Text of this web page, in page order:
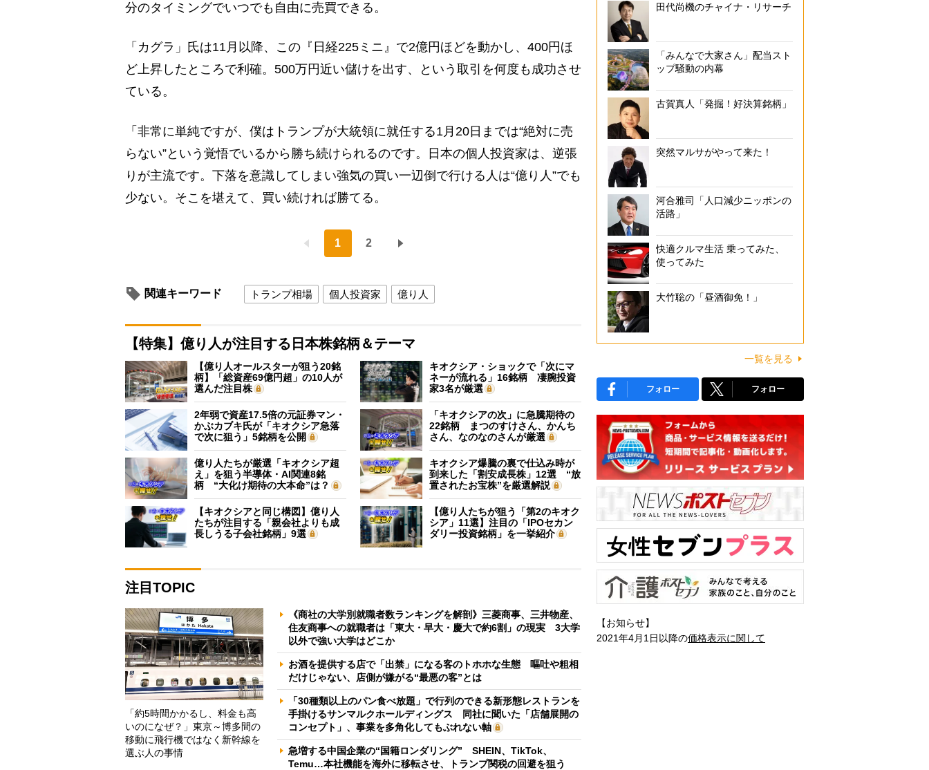
分のタイミングでいつでも自由に売買できる。
「カグラ」氏は11月以降、この『日経225ミニ』で2億円ほどを動かし、400円ほ
ど上昇したところで利確。500万円近い儲けを出す、という取引を何度も成功させ
ている。
「非常に単純ですが、僕はトランプが大統領に就任する1月20日までは“絶対に売
らない”という覚悟でいるから勝ち続けられるのです。日本の個人投資家は、逆張
りが主流です。下落を意識してしまい強気の買い一辺倒で行ける人は“億り人”でも
少ない。そこを堪えて、買い続ければ勝てる。
1 2
関連キーワード トランプ相場 個人投資家 億り人
【特集】億り人が注目する日本株銘柄＆テーマ
【億り人オールスターが狙う20銘
柄】「総資産69億円超」の10人が
選んだ注目株
キオクシア・ショックで「次にマ
ネーが流れる」16銘柄 凄腕投資
家3名が厳選
2年弱で資産17.5倍の元証券マン・
かぶカブキ氏が「キオクシア急落
で次に狙う」5銘柄を公開
「キオクシアの次」に急騰期待の
22銘柄 まつのすけさん、かんち
さん、なのなのさんが厳選
億り人たちが厳選「キオクシア超
え」を狙う半導体・AI関連8銘
柄 “大化け期待の大本命”は？
キオクシア爆騰の裏で仕込み時が
到来した「割安成長株」12選 “放
置されたお宝株”を厳選解説
【キオクシアと同じ構図】億り人
たちが注目する「親会社よりも成
長しうる子会社銘柄」9選
【億り人たちが狙う「第2のキオク
シア」11選】注目の「IPOセカン
ダリー投資銘柄」を一挙紹介
注目TOPIC
「約5時間かかるし、料金も高
いのになぜ？」東京～博多間の
移動に飛行機ではなく新幹線を
選ぶ人の事情
《商社の大学別就職者数ランキングを解剖》三菱商事、三井物産、
住友商事への就職者は「東大・早大・慶大で約6割」の現実 3大学
以外で強い大学はどこか
お酒を提供する店で「出禁」になる客のトホホな生態 嘔吐や粗相
だけじゃない、店側が嫌がる“最悪の客”とは
「30種類以上のパン食べ放題」で行列のできる新形態レストランを
手掛けるサンマルクホールディングス 同社に聞いた「店舗展開の
コンセプト」、事業を多角化してもぶれない軸
急増する中国企業の“国籍ロンダリング” SHEIN、TikTok、
Temu…本社機能を海外に移転させ、トランプ関税の回避を狙う
田代尚機のチャイナ・リサーチ
「みんなで大家さん」配当スト
ップ騒動の内幕
古賀真人「発掘！好決算銘柄」
突然マルサがやって来た！
河合雅司「人口減少ニッポンの
活路」
快適クルマ生活 乗ってみた、
使ってみた
大竹聡の「昼酒御免！」
一覧を見る
フォロー フォロー
【お知らせ】
2021年4月1日以降の価格表示に関して